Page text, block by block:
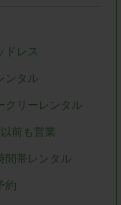
ドレス
ンタル
クリーレンタル
前も営業
間帯レンタル
約